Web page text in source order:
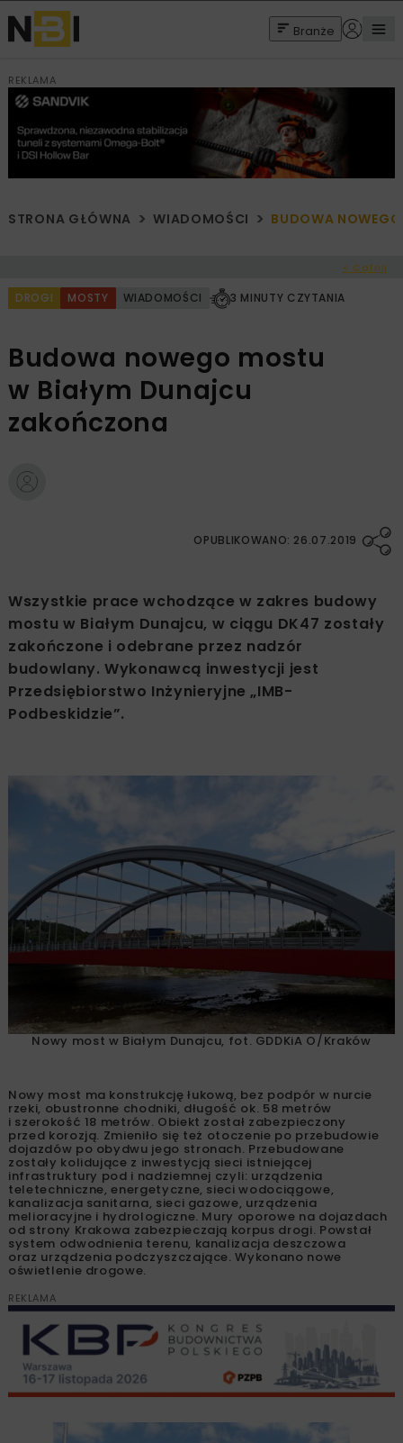
Branże
REKLAMA
STRONA GŁÓWNA WIADOMOŚCI BUDOWA
< Cofnij
DROGI MOSTY WIADOMOŚCI 3 MINUTY CZYTANIA
Budowa nowego mostu
w Białym Dunajcu
zakończona
OPUBLIKOWANO: 26.07.2019
Wszystkie prace wchodzące w zakres budowy
mostu w Białym Dunajcu, w ciągu DK47 zostały
zakończone i odebrane przez nadzór
budowlany. Wykonawcą inwestycji jest
Przedsiębiorstwo Inżynieryjne „IMB-
Podbeskidzie”.
Nowy most w Białym Dunajcu, fot. GDDKiA O/Kraków
Nowy most ma konstrukcję łukową, bez podpór w nurcie
rzeki, obustronne chodniki, długość ok. 58 metrów
i szerokość 18 metrów. Obiekt został zabezpieczony
przed korozją. Zmieniło się też otoczenie po przebudowie
dojazdów po obydwu jego stronach. Przebudowane
zostały kolidujące z inwestycją sieci istniejącej
infrastruktury pod i nadziemnej czyli: urządzenia
teletechniczne, energetyczne, sieci wodociągowe,
kanalizacja sanitarna, sieci gazowe, urządzenia
melioracyjne i hydrologiczne. Mury oporowe na dojazdach
od strony Krakowa zabezpieczają korpus drogi. Powstał
system odwodnienia terenu, kanalizacja deszczowa
oraz urządzenia podczyszczające. Wykonano nowe
oświetlenie drogowe.
REKLAMA